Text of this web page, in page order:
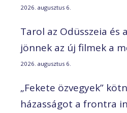
2026. augusztus 6.
Tarol az Odüsszeia és
jönnek az új filmek a
2026. augusztus 6.
„Fekete özvegyek”
házasságot a frontra